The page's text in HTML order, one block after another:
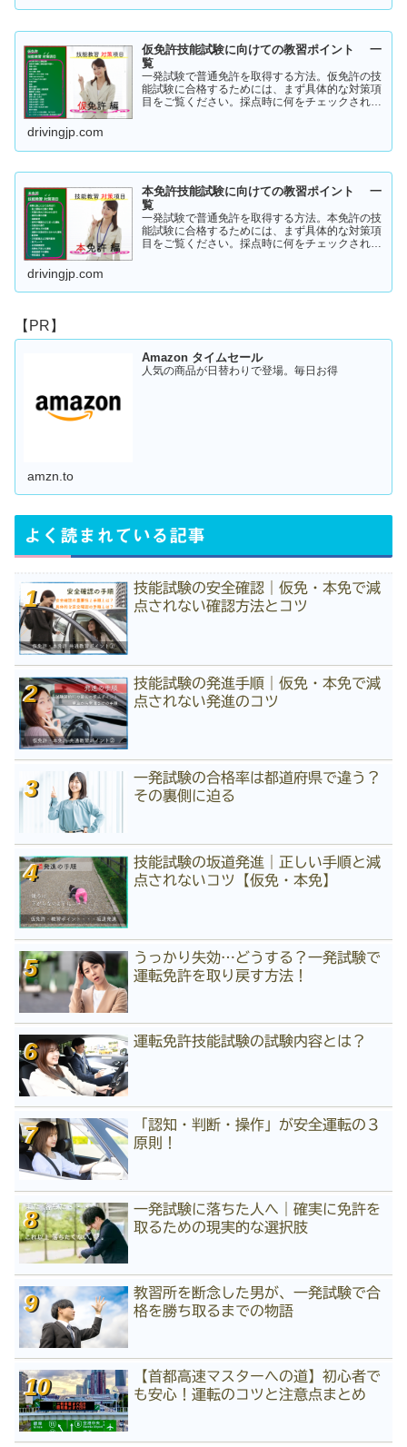
仮免許技能試験に向けての教習ポイント 一
覧
一発試験で普通免許を取得する方法。仮免許の技
能試験に合格するためには、まず具体的な対策項
目をご覧ください。採点時に何をチェックされる
drivingjp.com
本免許技能試験に向けての教習ポイント 一
覧
一発試験で普通免許を取得する方法。本免許の技
能試験に合格するためには、まず具体的な対策項
目をご覧ください。採点時に何をチェックされる
drivingjp.com
【PR】
Amazon タイムセール
人気の商品が日替わりで登場。毎日お得
amzn.to
よく読まれている記事
技能試験の安全確認｜仮免・本免で減
点されない確認方法とコツ
技能試験の発進手順｜仮免・本免で減
点されない発進のコツ
一発試験の合格率は都道府県で違う？
その裏側に迫る
技能試験の坂道発進｜正しい手順と減
点されないコツ【仮免・本免】
うっかり失効…どうする？一発試験で
運転免許を取り戻す方法！
運転免許技能試験の試験内容とは？
「認知・判断・操作」が安全運転の３
原則！
一発試験に落ちた人へ｜確実に免許を
取るための現実的な選択肢
教習所を断念した男が、一発試験で合
格を勝ち取るまでの物語
【首都高速マスターへの道】初心者で
も安心！運転のコツと注意点まとめ